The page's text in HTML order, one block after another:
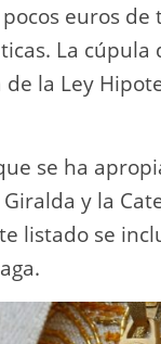
euros de
La cúpula
la Ley
se ha
y la
listado se